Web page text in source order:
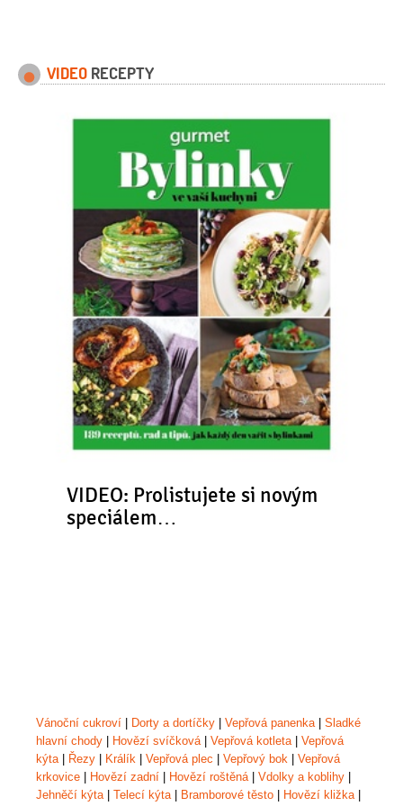
VIDEO RECEPTY
VIDEO: Prolistujete si novým
speciálem…
Vánoční cukroví Dorty a dortíčky Vepřová panenka| Sladké
hlavní chody
Hovězí svíčková| Vepřová kotleta| Vepřová
kýta| Řezy Králík Vepřová plec Vepřový bok
Vepřová
krkovice
Hovězí zadní Hovězí roštěná| Vdolky a koblihy
Jehněčí kýta| Telecí kýta| Bramborové těsto Hovězí kližka|